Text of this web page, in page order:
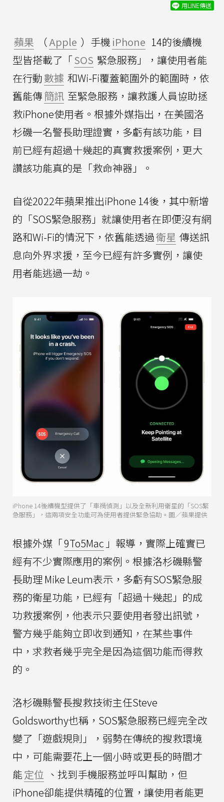
用LINE傳送
蘋果 （Apple ）手機 iPhone 14的後續機
型皆搭載了「SOS 緊急服務」，讓使用者能
在行動數據 和Wi-Fi覆蓋範圍外的範圍時，依
舊能傳簡訊 至緊急服務，讓救護人員協助拯
救iPhone使用者。根據外媒指出，在美國洛
杉磯一名警長助理證實，多虧有該功能，目
前已經有超過十幾起的真實救援案例，更大
讚該功能真的是「救命神器」。
自從2022年蘋果推出iPhone 14後，其中新增
的「SOS緊急服務」就讓使用者在即便沒有網
路和Wi-Fi的情況下，依舊能透過衛星 傳送訊
息向外界求援，至今已經有許多實例，讓使
用者能逃過一劫。
iPhone 14後續機型提供了「車禍偵測」以及全新利用衛星的「SOS緊
急服務」，這兩項安全功能可為使用者提供緊急協助。圖／蘋果提供
根據外媒「9To5Mac 」報導，實際上確實已
經有不少實際應用的案例。根據洛杉磯縣警
長助理 Mike Leum表示，多虧有SOS緊急服
務的衛星功能，已經有「超過十幾起」的成
功救援案例，他表示只要使用者發出訊號，
警方幾乎能夠立即收到通知，在某些事件
中，求救者幾乎完全是因為這個功能而得救
的。
洛杉磯縣警長搜救技術主任Steve
Goldsworthy也稱，SOS緊急服務已經完全改
變了「遊戲規則」，弱勢在傳統的搜救環境
中，可能需要花上一個小時或更長的時間才
能定位 、找到手機服務並呼叫幫助，但
iPhone卻能提供精確的位置，讓使用者能更